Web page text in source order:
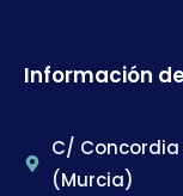
Información
C/ Concordia
(Murcia)